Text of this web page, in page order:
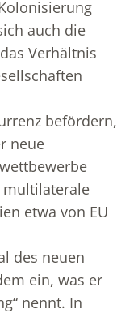
auch die
Verhältnis
befördern,
neue
etwa von EU
des neuen
ein, was er
nennt. In